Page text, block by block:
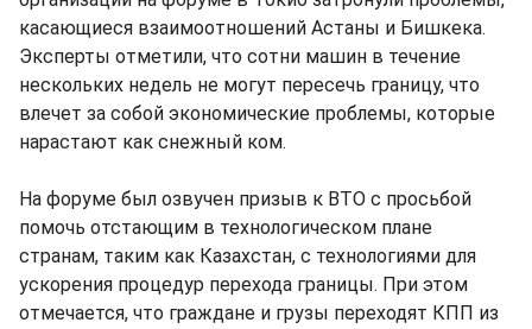
касающиеся взаимоотношений Астаны и Бишкека.
Эксперты отметили, что сотни машин в течение
нескольких недель не могут пересечь границу, что
влечет за собой экономические проблемы, которые
нарастают как снежный ком.
На форуме был озвучен призыв к ВТО с просьбой
помочь отстающим в технологическом плане
странам, таким как Казахстан, с технологиями для
ускорения процедур перехода границы. При этом
отмечается, что граждане и грузы переходят КПП из